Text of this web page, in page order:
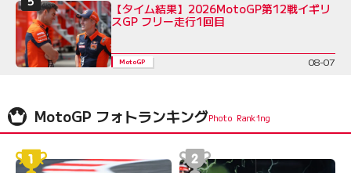
【タイム結果】2026MotoGP第12戦イギリ
スGP フリー走行1回目
MotoGP 08-07
MotoGP フォトランキング